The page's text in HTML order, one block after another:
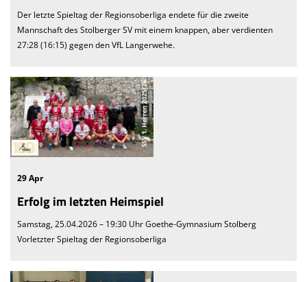
Der letzte Spieltag der Regionsoberliga endete für die zweite
Mannschaft des Stolberger SV mit einem knappen, aber verdienten
27:28 (16:15) gegen den VfL Langerwehe.
29 Apr
Erfolg im letzten Heimspiel
Samstag, 25.04.2026 – 19:30 Uhr Goethe-Gymnasium Stolberg
Vorletzter Spieltag der Regionsoberliga